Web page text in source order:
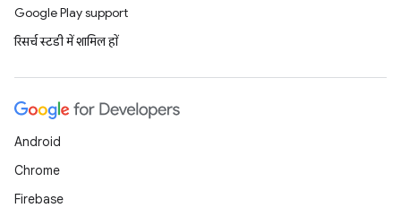
Google Play support
रिसर्च स्टडी में शामिल हों
Android
Chrome
Firebase